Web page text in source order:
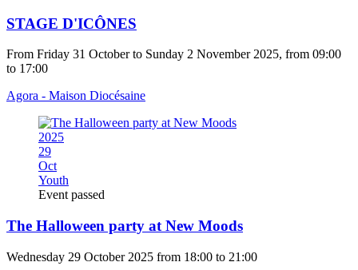
STAGE D'ICÔNES
From Friday 31 October to Sunday 2 November 2025, from 09:00
to 17:00
Agora - Maison Diocésaine
2025
29
Oct
Youth
Event passed
The Halloween party at New Moods
Wednesday 29 October 2025 from 18:00 to 21:00